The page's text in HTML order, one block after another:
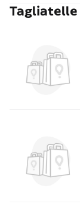
Tagliatelle